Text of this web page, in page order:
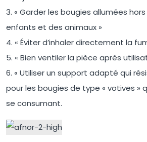
3. « Garder les bougies allumées
enfants et des animaux »
4. « Éviter d’inhaler directement la
5. « Bien ventiler la pièce après
6. « Utiliser un support adapté qui
pour les bougies de type « votives »
se consumant.